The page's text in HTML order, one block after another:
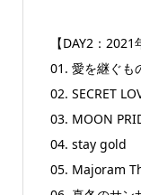
【DAY2：
01. 愛を継ぐも
02. SECRET
03. MOON
04. stay gold
05. Majoram